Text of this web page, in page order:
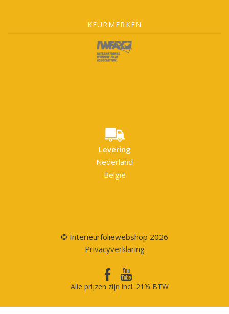
KEURMERKEN
Levering
Nederland
België
© Interieurfoliewebshop 2026
Privacyverklaring
Alle prijzen zijn incl. 21% BTW